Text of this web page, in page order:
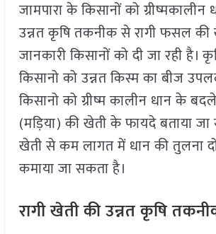
जामपारा के किसानों को
उन्नत कृषि तकनीक से रागी फसल की
जानकारी किसानों को दी जा रही है।
किसानो को उन्नत किस्म का बीज
किसानो को ग्रीष्म कालीन धान के
(मड़िया) की खेती के फायदे बताया जा
खेती से कम लागत में धान की तुलना
कमाया जा सकता है।
रागी खेती की उन्नत कृषि